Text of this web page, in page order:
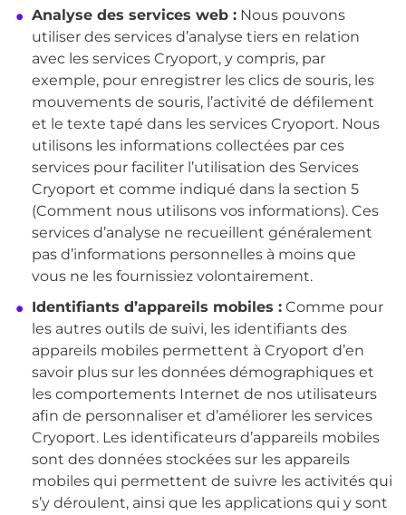
Analyse des services web : Nous pouvons
utiliser des services d’analyse tiers en relation
avec les services Cryoport, y compris, par
exemple, pour enregistrer les clics de souris, les
mouvements de souris, l’activité de défilement
et le texte tapé dans les services Cryoport. Nous
utilisons les informations collectées par ces
services pour faciliter l’utilisation des Services
Cryoport et comme indiqué dans la section 5
(Comment nous utilisons vos informations). Ces
services d’analyse ne recueillent généralement
pas d’informations personnelles à moins que
vous ne les fournissiez volontairement.
Identifiants d’appareils mobiles : Comme pour
les autres outils de suivi, les identifiants des
appareils mobiles permettent à Cryoport d’en
savoir plus sur les données démographiques et
les comportements Internet de nos utilisateurs
afin de personnaliser et d’améliorer les services
Cryoport. Les identificateurs d’appareils mobiles
sont des données stockées sur les appareils
mobiles qui permettent de suivre les activités qui
s’y déroulent, ainsi que les applications qui y sont